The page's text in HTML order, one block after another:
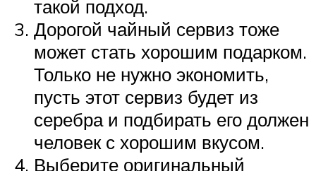
такой подход.
Дорогой чайный сервиз тоже
может стать хорошим подарком.
Только не нужно экономить,
пусть этот сервиз будет из
серебра и подбирать его должен
человек с хорошим вкусом.
Выберите оригинальный